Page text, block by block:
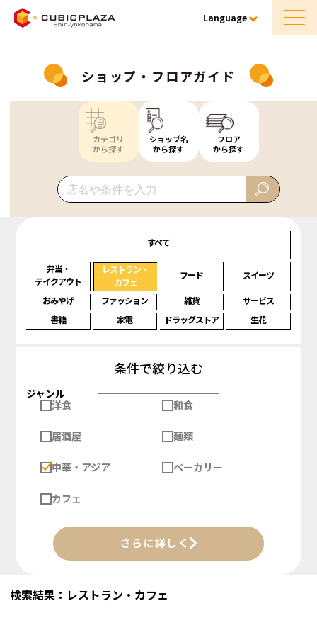
Language
ショップ・フロアガイド
カテゴリ
から探す
ショップ名
から探す
フロア
から探す
すべて
弁当・
テイクアウト
レストラン・
カフェ
フード スイーツ
おみやげ ファッション 雑貨
サービス
書籍
家電 ドラッグストア 生花
条件で絞り込む
ジャンル
洋食
和食
居酒屋 麺類
中華・アジア ベーカリー
カフェ
さらに詳しく
検索結果：レストラン・カフェ